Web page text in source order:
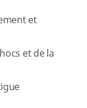
et
et de la